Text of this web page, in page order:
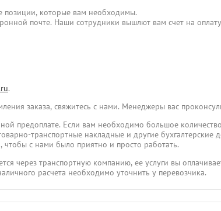
позиции, которые вам необходимы.
почте. Наши сотрудники вышлют вам счет на
.
заказа, свяжитесь с нами. Менеджеры вас
предоплате. Если вам необходимо большое
транспортные накладные и другие бухгалтерские
с нами было приятно и просто работать.
через транспортную компанию, ее услуги вы
расчета необходимо уточнить у перевозчика.